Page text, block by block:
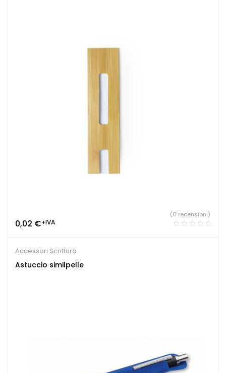
0,02 €+IVA
(0 recensioni)
Accessori Scrittura
Astuccio similpelle